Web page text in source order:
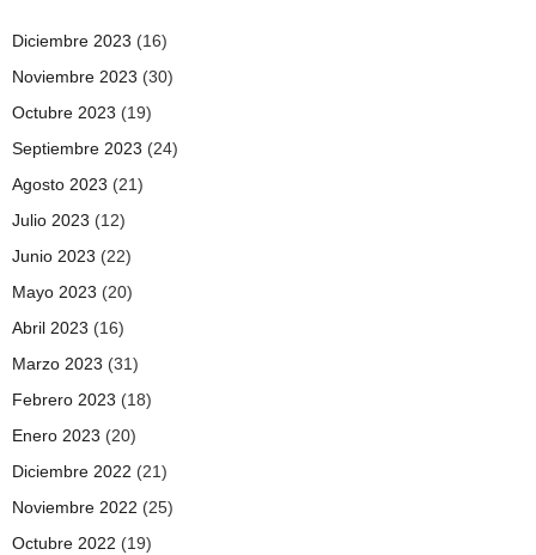
Diciembre 2023 (16)
Noviembre 2023 (30)
Octubre 2023 (19)
Septiembre 2023 (24)
Agosto 2023 (21)
Julio 2023 (12)
Junio 2023 (22)
Mayo 2023 (20)
Abril 2023 (16)
Marzo 2023 (31)
Febrero 2023 (18)
Enero 2023 (20)
Diciembre 2022 (21)
Noviembre 2022 (25)
Octubre 2022 (19)